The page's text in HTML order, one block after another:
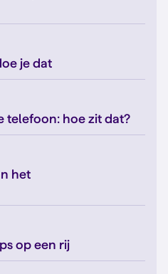
je dat
telefoon: hoe zit dat?
het
op een rij